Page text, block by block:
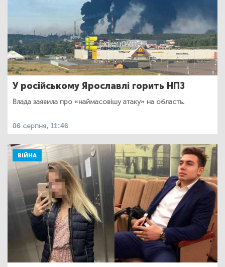
У російському Ярославлі горить НПЗ
Влада заявила про «наймасовішу атаку» на область.
06 серпня, 11:46
ВІЙНА